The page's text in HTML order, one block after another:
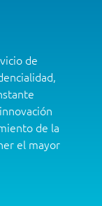
de
de la
el mayor